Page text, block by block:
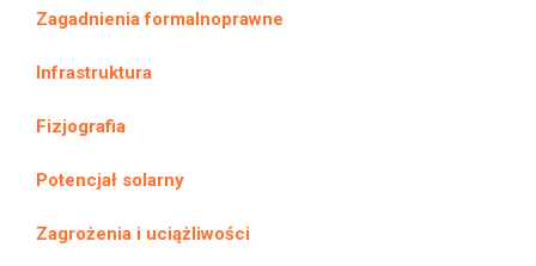
Zagadnienia formalnoprawne
Infrastruktura
Fizjografia
Potencjał solarny
Zagrożenia i uciążliwości